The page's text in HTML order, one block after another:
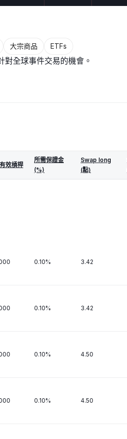
大宗商品 ETFs
全球事件交易的機會。
效槓桿
所需保證金
(%)
Swap long
(點)
0.10% 3.42
0.10% 3.42
0.10% 4.50
0.10% 4.50